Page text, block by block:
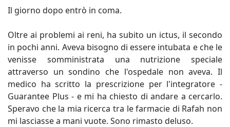
Il giorno dopo entrò in coma.
Oltre ai problemi ai reni, ha subito un ictus, il secondo
in pochi anni. Aveva bisogno di essere intubata e che le
venisse somministrata una nutrizione speciale
attraverso un sondino che l'ospedale non aveva. Il
medico ha scritto la prescrizione per l'integratore -
Guarantee Plus - e mi ha chiesto di andare a cercarlo.
Speravo che la mia ricerca tra le farmacie di Rafah non
mi lasciasse a mani vuote. Sono rimasto deluso.